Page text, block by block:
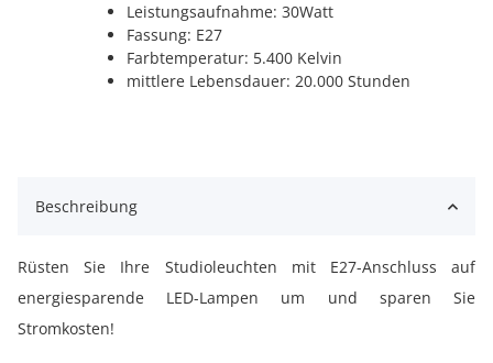
Leistungsaufnahme: 30Watt
Fassung: E27
Farbtemperatur: 5.400 Kelvin
mittlere Lebensdauer: 20.000 Stunden
Beschreibung
Rüsten Sie Ihre Studioleuchten mit E27-Anschluss auf
energiesparende LED-Lampen um und sparen Sie
Stromkosten!